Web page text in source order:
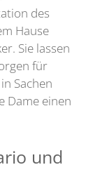
des
Hause
Sie lassen
für
Sachen
Dame einen
und